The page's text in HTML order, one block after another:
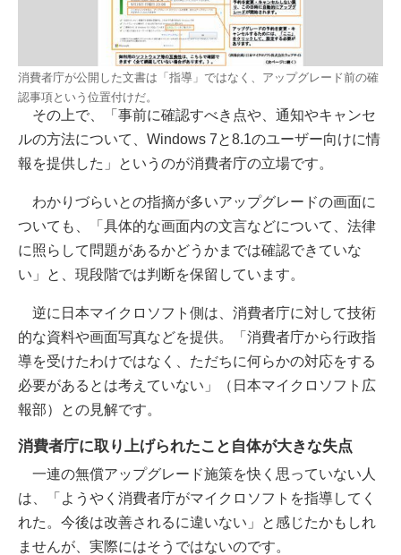
消費者庁が公開した文書は「指導」ではなく、アップグレード前の確
認事項という位置付けだ。
その上で、「事前に確認すべき点や、通知やキャンセ
ルの方法について、Windows 7と8.1のユーザー向けに情
報を提供した」というのが消費者庁の立場です。
わかりづらいとの指摘が多いアップグレードの画面に
ついても、「具体的な画面内の文言などについて、法律
に照らして問題があるかどうかまでは確認できていな
い」と、現段階では判断を保留しています。
逆に日本マイクロソフト側は、消費者庁に対して技術
的な資料や画面写真などを提供。「消費者庁から行政指
導を受けたわけではなく、ただちに何らかの対応をする
必要があるとは考えていない」（日本マイクロソフト広
報部）との見解です。
消費者庁に取り上げられたこと自体が大きな失点
一連の無償アップグレード施策を快く思っていない人
は、「ようやく消費者庁がマイクロソフトを指導してく
れた。今後は改善されるに違いない」と感じたかもしれ
ませんが、実際にはそうではないのです。